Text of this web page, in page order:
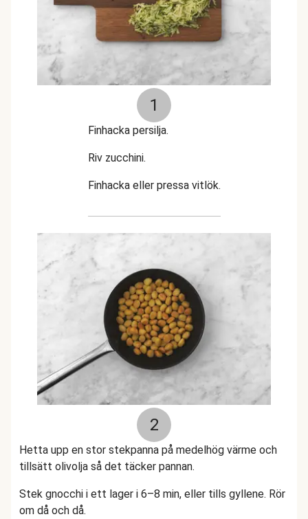
1
Finhacka persilja.
Riv zucchini.
Finhacka eller pressa vitlök.
2
Hetta upp en stor stekpanna på medelhög värme och
tillsätt olivolja så det täcker pannan.
Stek gnocchi i ett lager i 6–8 min, eller tills gyllene. Rör
om då och då.